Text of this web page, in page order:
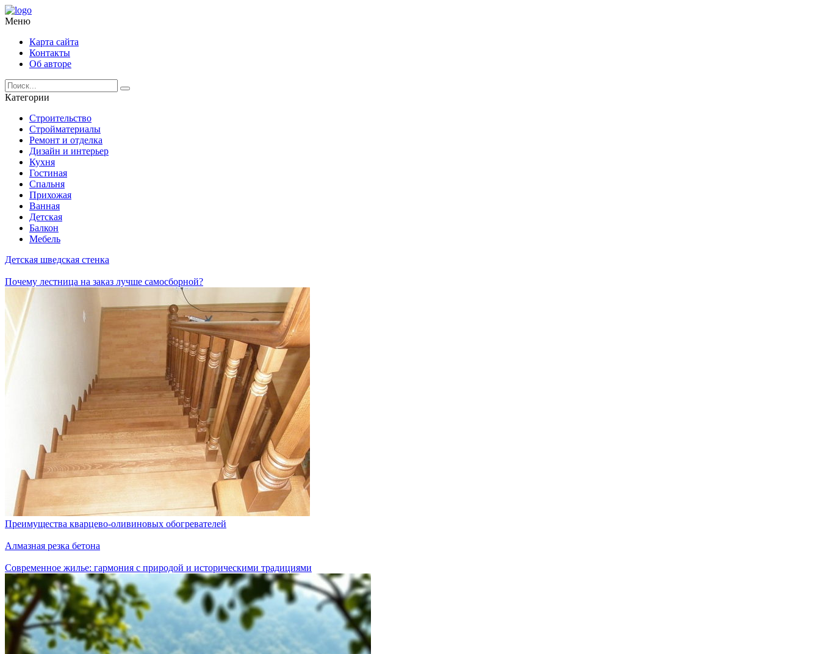
Меню
Карта сайта
Контакты
Об авторе
Категории
Строительство
Стройматериалы
Ремонт и отделка
Дизайн и интерьер
Кухня
Гостиная
Спальня
Прихожая
Ванная
Детская
Балкон
Мебель
Детская шведская стенка
Почему лестница на заказ лучше самосборной?
Преимущества кварцево-оливиновых обогревателей
Алмазная резка бетона
Современное жилье: гармония с природой и историческими традициями